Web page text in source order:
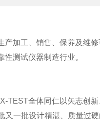
加工、销售、保养及维
测试仪器制造行业。
全体同仁以矢志创新
一批设计精湛、质量过